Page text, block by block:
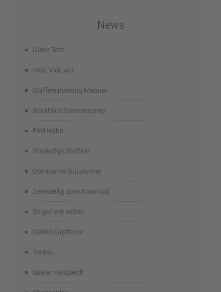
News
Guter Test
Veni, Vidi, vici
Staffeleinteilung Männer
Rückblick Sommercamp
Emil Hahn
Vorläufige Staffeln
Dominante Gützkower
Zweistellig zum Abschluß
So gut wie sicher…
Danke Capitano!
Torlos….
Später Ausgleich